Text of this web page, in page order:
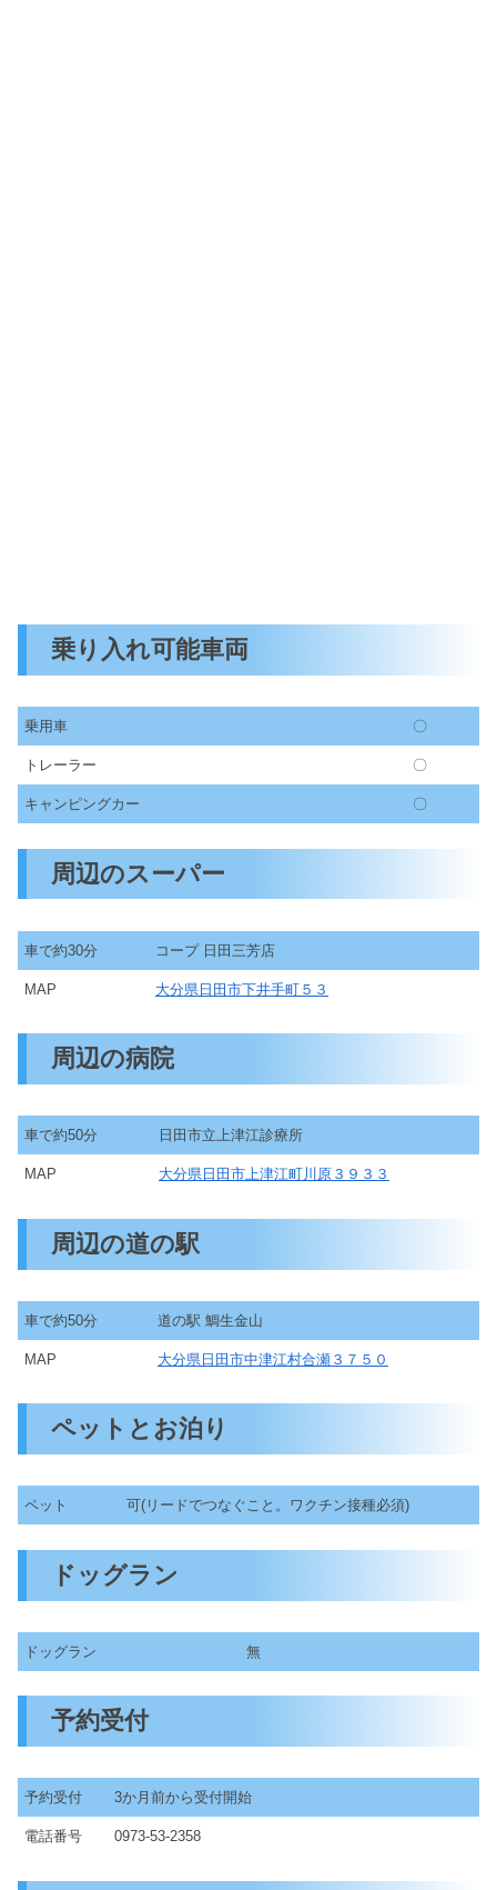
乗り入れ可能車両
乗用車 〇
トレーラー 〇
キャンピングカー 〇
周辺のスーパー
車で約30分 コープ 日田三芳店
MAP 大分県日田市下井手町５３
周辺の病院
車で約50分 日田市立上津江診療所
MAP 大分県日田市上津江町川原３９３３
周辺の道の駅
車で約50分 道の駅 鯛生金山
MAP 大分県日田市中津江村合瀬３７５０
ペットとお泊り
ペット 可(リードでつなぐこと。ワクチン接種必須)
ドッグラン
ドッグラン 無
予約受付
予約受付 3か月前から受付開始
電話番号 0973-53-2358